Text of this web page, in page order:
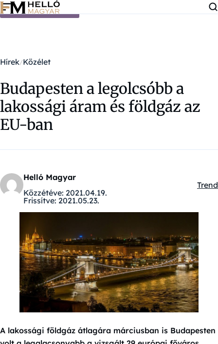
Ugrás a tartalomra
Hírek Közélet
Budapesten a legolcsóbb a
lakossági áram és földgáz az
EU-ban
Helló Magyar
Közzétéve: 2021.04.19.
Frissítve: 2021.05.23.
Trend
A lakossági földgáz átlagára márciusban is Budapesten